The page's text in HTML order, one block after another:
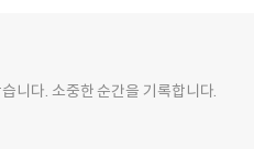
니다. 소중한 순간을 기록합니다.